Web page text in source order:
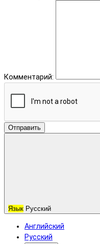
Комментарий:
Отправить
Язык Русский
Английский
Русский